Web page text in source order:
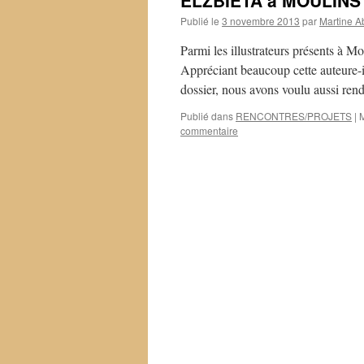
Publié le 3 novembre 2013 par Martine
Parmi les illustrateurs présents à
Appréciant beaucoup cette
dossier, nous avons voulu aussi
Publié dans RENCONTRES/PROJETS |
commentaire